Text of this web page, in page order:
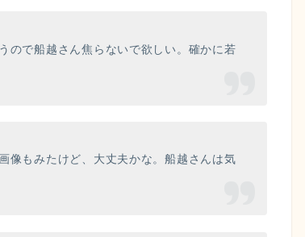
ので船越さん焦らないで欲しい。確かに若
像もみたけど、大丈夫かな。船越さんは気